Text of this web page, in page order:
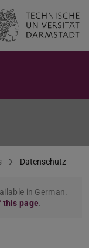
Datenschutz
in German.
this page.